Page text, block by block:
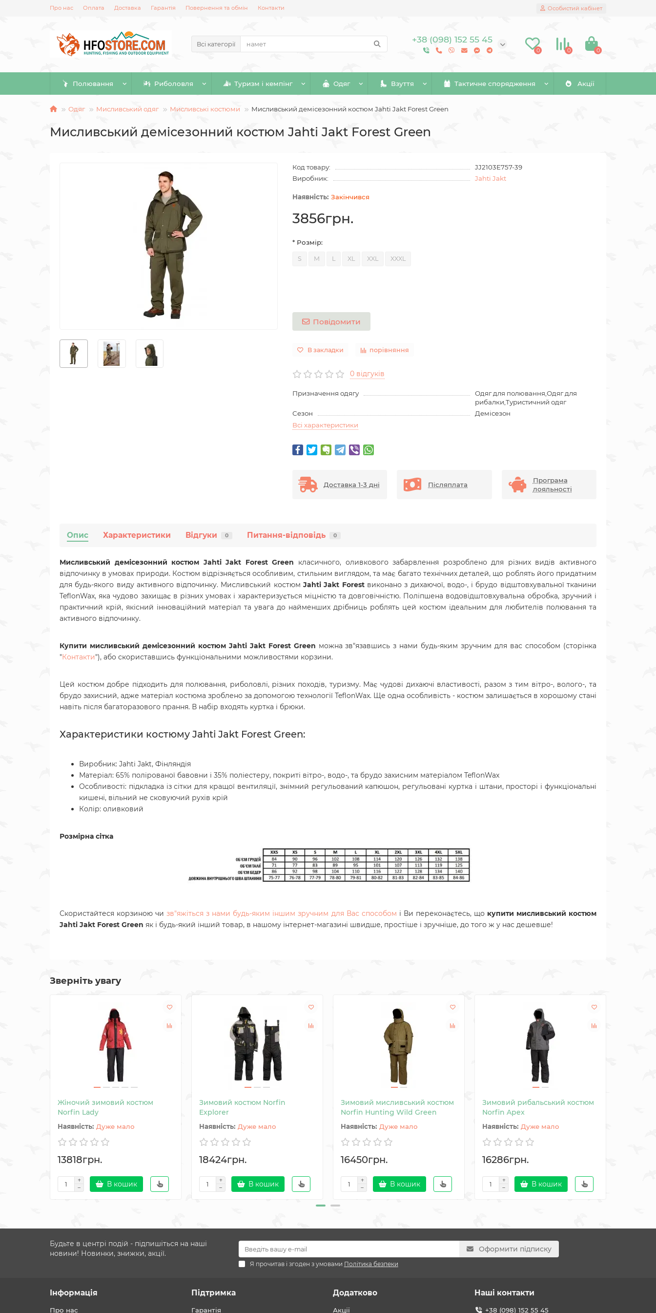
Про нас Оплата Доставка Гарантія Повернення та обмін Контакти Особистий кабінет
Всі категорії +38 (098) 152 55 45
0 0 0
Полювання Риболовля Туризм і кемпінг Одяг Взуття Тактичне спорядження Акції
Одяг Мисливський одяг Мисливські костюми Мисливський демісезонний костюм Jahti Jakt Forest Green
Мисливський демісезонний костюм Jahti Jakt Forest Green
Код товару:
JJ2103E757-39
Виробник:
Jahti Jakt
Закінчився
3856грн.
* Розмір:
S M L XL XXL XXXL
Повідомити
В закладки порівняння
0 відгуків
Призначення одягу
Одяг для полювання,Одяг для
рибалки,Туристичний одяг
Сезон
Демісезон
Всі характеристики
Доставка 1-3 дні Післяплата
Програма
лояльності
Опис Характеристики Відгуки 0 Питання-відповідь 0
Мисливський демісезонний костюм Jahti Jakt Forest Green класичного, оливкового забарвлення розроблено для різних видів активного
відпочинку в умовах природи. Костюм відрізняється особливим, стильним виглядом, та має багато технічних деталей, що роблять його придатним
для будь-якого виду активного відпочинку. Мисливський костюмJahti Jakt Forest виконано з дихаючої, водо-, і брудо відштовхувальної тканини
TeflonWax, яка чудово захищає в різних умовах і характеризується міцністю та довговічністю. Поліпшена водовідштовхувальна обробка, зручний і
практичний крій, якісний інноваційний матеріал та увага до найменших дрібниць роблять цей костюм ідеальним для любителів полювання та
активного відпочинку.
Купити мисливський демісезонний костюм Jahti Jakt Forest Green можна зв"язавшись з нами будь-яким зручним для вас способом (сторінка
"Контакти"), або скориставшись функціональними можливостями корзини.
Цей костюм добре підходить для полювання, риболовлі, різних походів, туризму. Має чудові дихаючі властивості, разом з тим вітро-, волого-, та
брудо захисний, адже матеріал костюма зроблено за допомогою технології TeflonWax. Ще одна особливість - костюм залишається в хорошому стані
навіть після багаторазового прання. В набір входять куртка і брюки.
Характеристики костюму Jahti Jakt Forest Green:
Виробник: Jahti Jakt, Фінляндія
Матеріал: 65% полірованої бавовни і 35% поліестеру, покриті вітро-, водо-, та брудо захисним матеріалом TeflonWax
Особливості: підкладка із сітки для кращої вентиляції, знімний регульований капюшон, регульовані куртка і штани, просторі і функціональні
кишені, вільний не сковуючий рухів крій
Колір: оливковий
Розмірна сітка
Скористайтеся корзиною чизв"яжіться з нами будь-яким іншим зручним для Вас способом і Ви переконаєтесь, що купити мисливський костюм
Jahti Jakt Forest Green як і будь-який інший товар, в нашому інтернет-магазині швидше, простіше і зручніше, до того ж у нас дешевше!
Зверніть увагу
Жіночий зимовий костюм
Norfin Lady
Дуже мало
13818грн.
В кошик
Зимовий костюм Norfin
Explorer
Дуже мало
18424грн.
В кошик
Зимовий мисливський костюм
Norfin Hunting Wild Green
Дуже мало
16450грн.
В кошик
Зимовий рибальський костюм
Norfin Apex
Дуже мало
16286грн.
В кошик
Будьте в центрі подій - підпишіться на наші
новини! Новинки, знижки, акції.
Оформити підписку
Я прочитав і згоден з умовами Політика безпеки
Інформація
Про нас
Підтримка
Гарантія
Додатково
Акції
Наші контакти
+38 (098) 152 55 45